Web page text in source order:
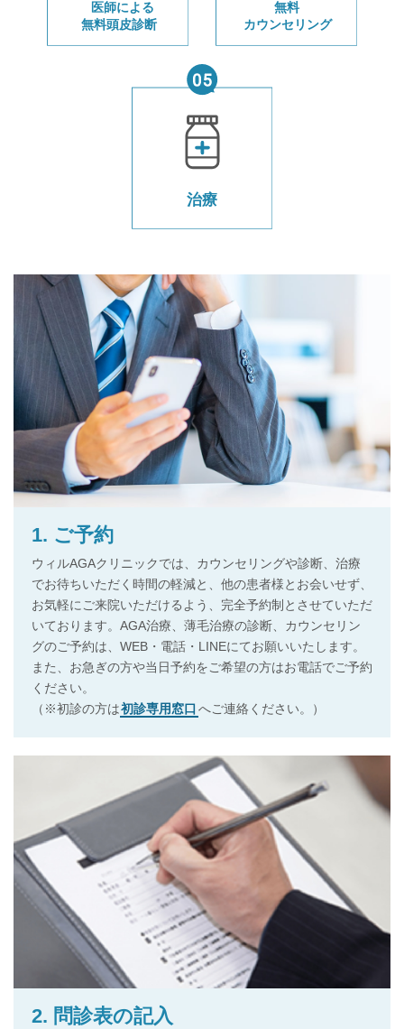
1. ご予約
ウィルAGAクリニックでは、カウンセリングや診断、治療
でお待ちいただく時間の軽減と、他の患者様とお会いせず、
お気軽にご来院いただけるよう、完全予約制とさせていただ
いております。AGA治療、薄毛治療の診断、カウンセリン
グのご予約は、WEB・電話・LINEにてお願いいたします。
また、お急ぎの方や当日予約をご希望の方はお電話でご予約
ください。
（※初診の方は初診専用窓口 へご連絡ください。）
2. 問診表の記入